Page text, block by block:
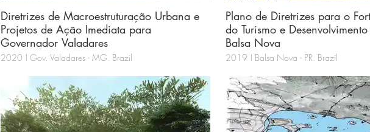
Diretrizes de Macroestruturação Urbana e
Projetos de Ação Imediata para
Governador Valadares
2020 | Gov. Valadares - MG, Brazil
Plano de Diretrizes para o
do Turismo e
Balsa Nova
2019 | Balsa Nova - PR, Brazil